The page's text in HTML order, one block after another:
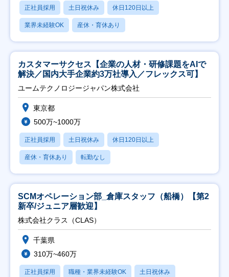
正社員採用 土日祝休み 休日120日以上
業界未経験OK 産休・育休あり
カスタマーサクセス【企業の人材・研修課題をAIで
解決／国内大手企業約3万社導入／フレックス可】
ユームテクノロジージャパン株式会社
東京都
500万~1000万
正社員採用 土日祝休み 休日120日以上
産休・育休あり 転勤なし
SCMオペレーション部_倉庫スタッフ（船橋）【第2
新卒/ジュニア層歓迎】
株式会社クラス（CLAS）
千葉県
310万~460万
正社員採用 職種・業界未経験OK 土日祝休み